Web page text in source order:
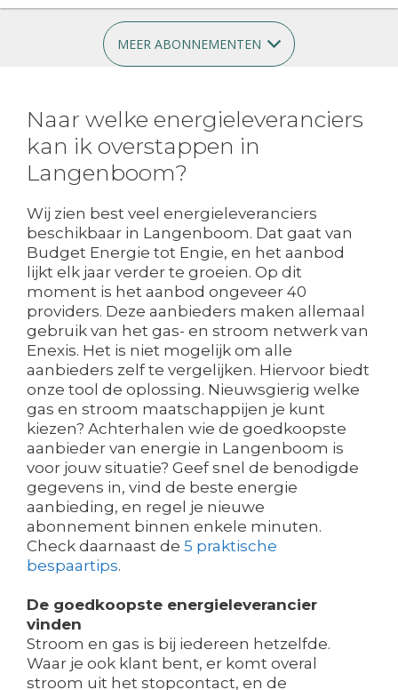
MEER ABONNEMENTEN
Naar welke energieleveranciers
kan ik overstappen in
Langenboom?
Wij zien best veel energieleveranciers
beschikbaar in Langenboom. Dat gaat van
Budget Energie tot Engie, en het aanbod
lijkt elk jaar verder te groeien. Op dit
moment is het aanbod ongeveer 40
providers. Deze aanbieders maken allemaal
gebruik van het gas- en stroom netwerk van
Enexis. Het is niet mogelijk om alle
aanbieders zelf te vergelijken. Hiervoor biedt
onze tool de oplossing. Nieuwsgierig welke
gas en stroom maatschappijen je kunt
kiezen? Achterhalen wie de goedkoopste
aanbieder van energie in Langenboom is
voor jouw situatie? Geef snel de benodigde
gegevens in, vind de beste energie
aanbieding, en regel je nieuwe
abonnement binnen enkele minuten.
Check daarnaast de 5 praktische
bespaartips.
De goedkoopste energieleverancier
vinden
Stroom en gas is bij iedereen hetzelfde.
Waar je ook klant bent, er komt overal
stroom uit het stopcontact, en de